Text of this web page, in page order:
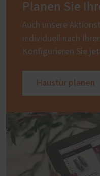
Planen Sie
Auch unsere
individuell nach
Konfigurieren Sie
Haustür planen